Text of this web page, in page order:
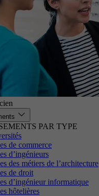
PAR TYPE
de commerce
d’ingénieurs
des métiers de l’architecture
de droit
d’ingénieur informatique
hôtelières